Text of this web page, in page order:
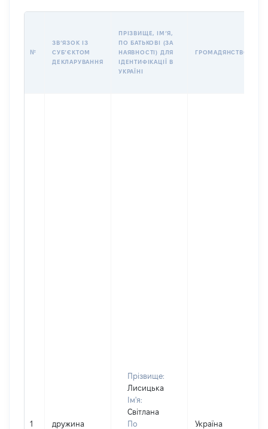
№
ЗВʼЯЗОК ІЗ
СУБʼЄКТОМ
ДЕКЛАРУВАННЯ
ПРІЗВИЩЕ, ІМʼЯ,
ПО БАТЬКОВІ (ЗА
НАЯВНОСТІ) ДЛЯ
ІДЕНТИФІКАЦІЇ В
УКРАЇНІ
ГРОМАДЯНСТВО
1 дружина
Прізвище:
Лисицька
Ім'я:
Світлана
По
Україна